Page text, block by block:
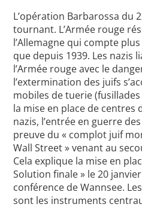
L’opération Barbarossa du
tournant. L’Armée rouge
l’Allemagne qui compte
que depuis 1939. Les nazis
l’Armée rouge avec le
l’extermination des juifs
mobiles de tuerie
la mise en place de centres
nazis, l’entrée en guerre
preuve du « complot juif
Wall Street » venant au
Cela explique la mise en
Solution finale » le 20
conférence de Wannsee.
sont les instruments